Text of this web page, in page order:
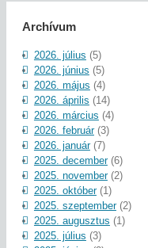
Archívum
2026. július (5)
2026. június (5)
2026. május (4)
2026. április (14)
2026. március (4)
2026. február(3)
2026. január(7)
2025. december(6)
2025. november(2)
2025. október(1)
2025. szeptember(2)
2025. augusztus (1)
2025. július (3)